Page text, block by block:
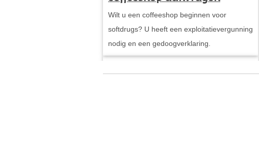
Wilt u een coffeeshop beginnen voor
softdrugs? U heeft een exploitatievergunning
nodig en een gedoogverklaring.